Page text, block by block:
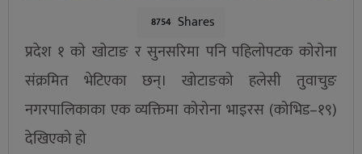
8754 Shares
प्रदेश १ काे खाेटाङ र सुनसरिमा पनि पहिलाेपटक काेराेना
संक्रमित भेटिएका छन्। खोटाङको हलेसी तुवाचुङ
नगरपालिकाका एक व्यक्तिमा कोरोना भाइरस (कोभिड–१९)
देखिएको हो